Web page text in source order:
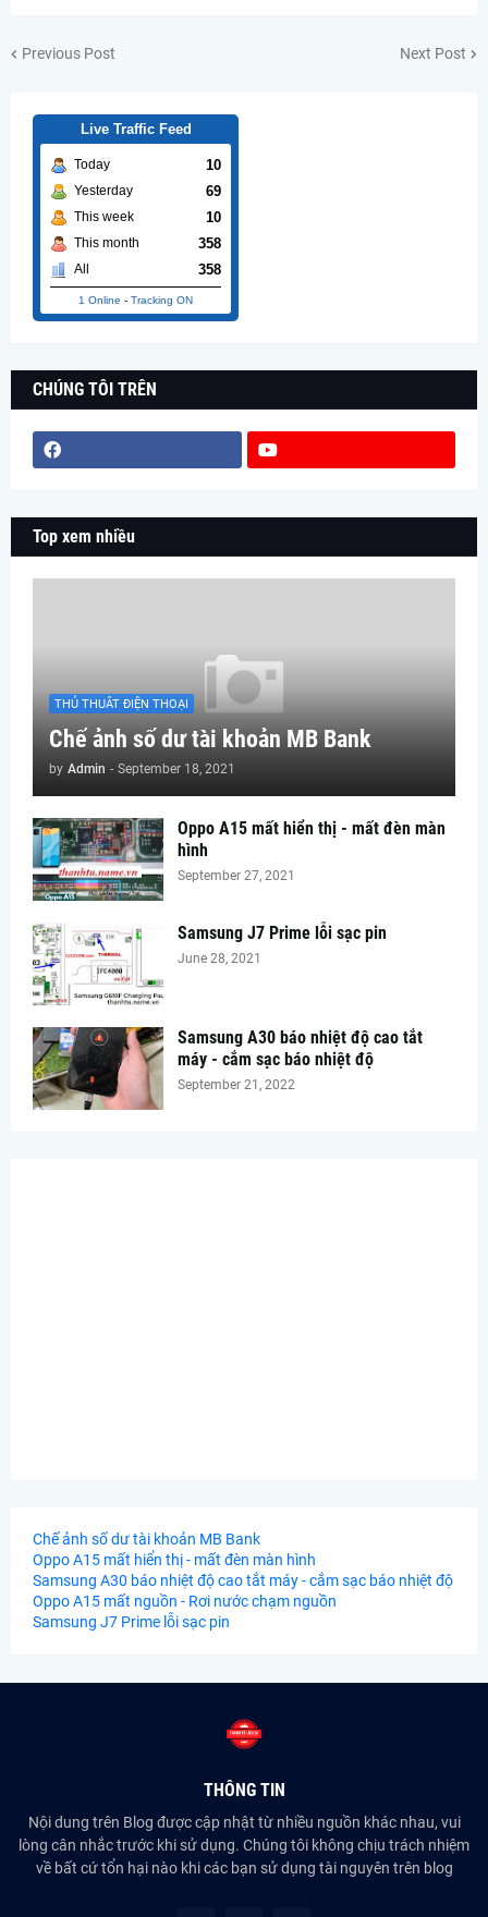
Previous Post Next Post
Live Traffic Feed
Today 10
Yesterday 69
This week 10
This month 358
All 358
1 Online - Tracking ON
CHÚNG TÔI TRÊN
Top xem nhiều
THỦ THUÂT ĐIỆN THOẠI
Chế ảnh số dư tài khoản MB Bank
by Admin - September 18, 2021
Oppo A15 mất hiển thị - mất đèn màn
hình
September 27, 2021
Samsung J7 Prime lỗi sạc pin
June 28, 2021
Samsung A30 báo nhiệt độ cao tắt
máy - cắm sạc báo nhiệt độ
September 21, 2022
Chế ảnh số dư tài khoản MB Bank
Oppo A15 mất hiển thị - mất đèn màn hình
Samsung A30 báo nhiệt độ cao tắt máy - cắm sạc báo nhiệt độ
Oppo A15 mất nguồn - Rơi nước chạm nguồn
Samsung J7 Prime lỗi sạc pin
THÔNG TIN
Nội dung trên Blog được cập nhật từ nhiều nguồn khác nhau, vui
lòng cân nhắc trước khi sử dụng. Chúng tôi không chịu trách nhiệm
về bất cứ tổn hại nào khi các bạn sử dụng tài nguyên trên blog